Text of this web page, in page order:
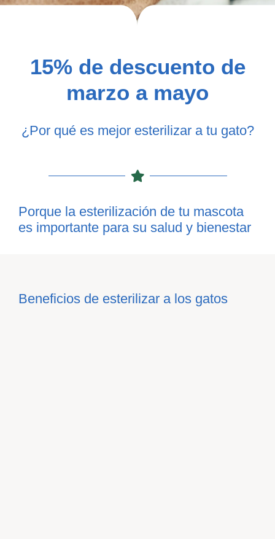
15% de descuento de
marzo a mayo
¿Por qué es mejor esterilizar a tu gato?
Porque la esterilización de tu mascota
es importante para su salud y bienestar
Beneficios de esterilizar a los gatos